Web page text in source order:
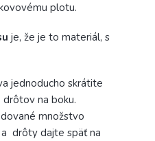
plotu.
je, že je to materiál, s
jednoducho skrátite
na boku.
množstvo
drôty dajte späť na